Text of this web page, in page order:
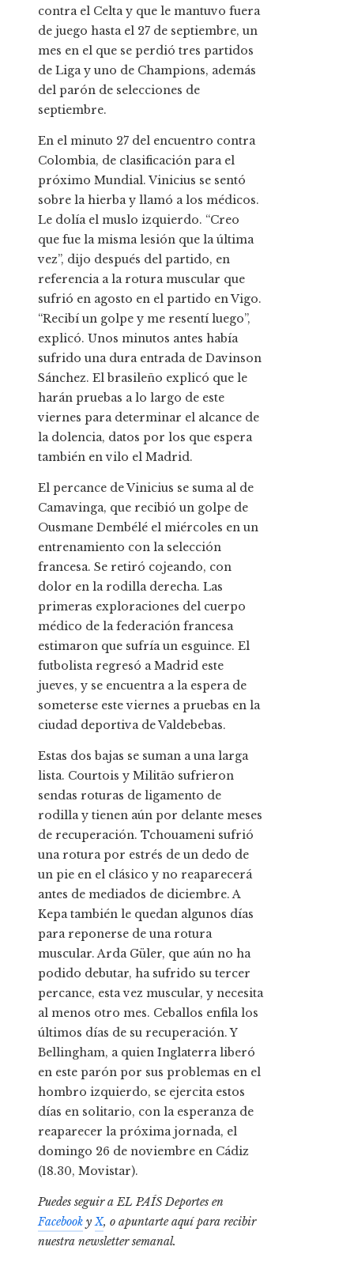
contra el Celta y que le mantuvo fuera
de juego hasta el 27 de septiembre, un
mes en el que se perdió tres partidos
de Liga y uno de Champions, además
del parón de selecciones de
septiembre.
En el minuto 27 del encuentro contra
Colombia, de clasificación para el
próximo Mundial. Vinicius se sentó
sobre la hierba y llamó a los médicos.
Le dolía el muslo izquierdo. “Creo
que fue la misma lesión que la última
vez”, dijo después del partido, en
referencia a la rotura muscular que
sufrió en agosto en el partido en Vigo.
“Recibí un golpe y me resentí luego”,
explicó. Unos minutos antes había
sufrido una dura entrada de Davinson
Sánchez. El brasileño explicó que le
harán pruebas a lo largo de este
viernes para determinar el alcance de
la dolencia, datos por los que espera
también en vilo el Madrid.
El percance de Vinicius se suma al de
Camavinga, que recibió un golpe de
Ousmane Dembélé el miércoles en un
entrenamiento con la selección
francesa. Se retiró cojeando, con
dolor en la rodilla derecha. Las
primeras exploraciones del cuerpo
médico de la federación francesa
estimaron que sufría un esguince. El
futbolista regresó a Madrid este
jueves, y se encuentra a la espera de
someterse este viernes a pruebas en la
ciudad deportiva de Valdebebas.
Estas dos bajas se suman a una larga
lista. Courtois y Militão sufrieron
sendas roturas de ligamento de
rodilla y tienen aún por delante meses
de recuperación. Tchouameni sufrió
una rotura por estrés de un dedo de
un pie en el clásico y no reaparecerá
antes de mediados de diciembre. A
Kepa también le quedan algunos días
para reponerse de una rotura
muscular. Arda Güler, que aún no ha
podido debutar, ha sufrido su tercer
percance, esta vez muscular, y necesita
al menos otro mes. Ceballos enfila los
últimos días de su recuperación. Y
Bellingham, a quien Inglaterra liberó
en este parón por sus problemas en el
hombro izquierdo, se ejercita estos
días en solitario, con la esperanza de
reaparecer la próxima jornada, el
domingo 26 de noviembre en Cádiz
(18.30, Movistar).
Puedes seguir a EL PAÍS Deportes en
Facebook yX, o apuntarte aquí para recibir
nuestra newsletter semanal.